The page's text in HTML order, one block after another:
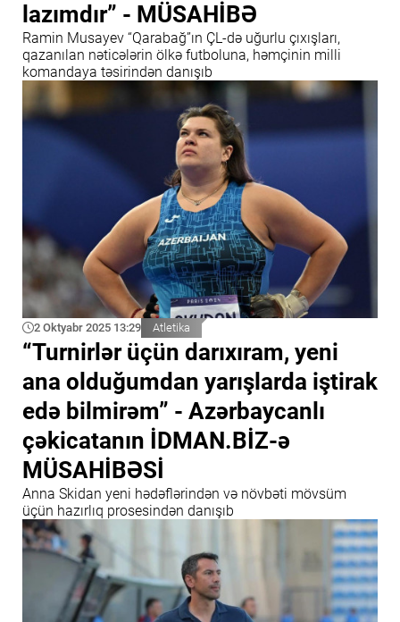
lazımdır” - MÜSAHİBƏ
Ramin Musayev “Qarabağ”ın ÇL-də uğurlu çıxışları,
qazanılan nəticələrin ölkə futboluna, həmçinin milli
komandaya təsirindən danışıb
2 Oktyabr 2025 13:29 Atletika
“Turnirlər üçün darıxıram, yeni
ana olduğumdan yarışlarda iştirak
edə bilmirəm” - Azərbaycanlı
çəkicatanın İDMAN.BİZ-ə
MÜSAHİBƏSİ
Anna Skidan yeni hədəflərindən və növbəti mövsüm
üçün hazırlıq prosesindən danışıb